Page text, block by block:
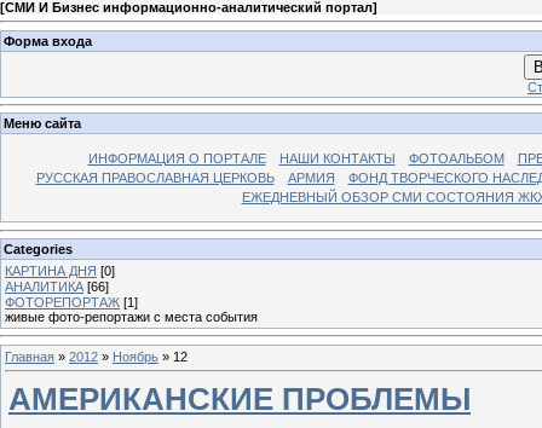
[СМИ И Бизнес информационно-аналитический портал]
Форма входа
Меню сайта
ИНФОРМАЦИЯ О ПОРТАЛЕ НАШИ КОНТАКТЫ ФОТОАЛЬБОМ
РУССКАЯ ПРАВОСЛАВНАЯ ЦЕРКОВЬ
АРМИЯ
ФОНД ТВОРЧЕСКОГО
ЕЖЕДНЕВНЫЙ ОБЗОР СМИ СОСТОЯНИЯ
Categories
КАРТИНА ДНЯ [0]
АНАЛИТИКА [66]
ФОТОРЕПОРТАЖ [1]
живые фото-репортажи с места события
Главная » 2012 » Ноябрь » 12
АМЕРИКАНСКИЕ ПРОБЛЕМЫ